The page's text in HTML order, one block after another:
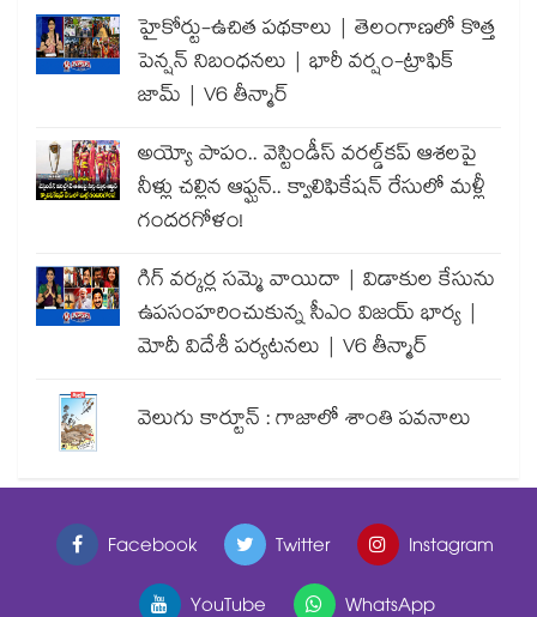
హైకోర్టు-ఉచిత పథకాలు | తెలంగాణలో కొత్త
పెన్షన్ నిబంధనలు | భారీ వర్షం-ట్రాఫిక్
జామ్ | V6 తీన్మార్
అయ్యో పాపం.. వెస్టిండీస్ వరల్డ్‌కప్ ఆశలపై
నీళ్లు చల్లిన ఆఫ్ఘన్.. క్వాలిఫికేషన్ రేసులో మళ్లీ
గందరగోళం!
గిగ్ వర్కర్ల సమ్మె వాయిదా | విడాకుల కేసును
ఉపసంహరించుకున్న సీఎం విజయ్ భార్య |
మోదీ విదేశీ పర్యటనలు | V6 తీన్మార్
వెలుగు కార్టూన్ : గాజాలో శాంతి పవనాలు
Facebook Twitter
Instagram
YouTube
WhatsApp